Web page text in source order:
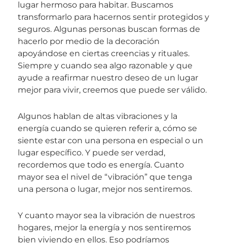
lugar hermoso para habitar. Buscamos
transformarlo para hacernos sentir protegidos y
seguros. Algunas personas buscan formas de
hacerlo por medio de la decoración
apoyándose en ciertas creencias y rituales.
Siempre y cuando sea algo razonable y que
ayude a reafirmar nuestro deseo de un lugar
mejor para vivir, creemos que puede ser válido.
Algunos hablan de altas vibraciones y la
energía cuando se quieren referir a, cómo se
siente estar con una persona en especial o un
lugar específico. Y puede ser verdad,
recordemos que todo es energía. Cuanto
mayor sea el nivel de “vibración” que tenga
una persona o lugar, mejor nos sentiremos.
Y cuanto mayor sea la vibración de nuestros
hogares, mejor la energía y nos sentiremos
bien viviendo en ellos. Eso podríamos